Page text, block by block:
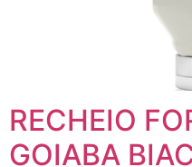
RECHEIO
GOIABA